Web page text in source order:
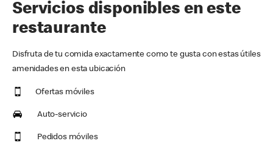
Servicios disponibles en este
restaurante
Disfruta de tu comida exactamente como te gusta con estas útiles
amenidades en esta ubicación
Ofertas móviles
Auto-servicio
Pedidos móviles